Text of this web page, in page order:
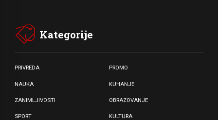
Kategorije
PRIVREDA PROMO
NAUKA KUHANJE
ZANIMLJIVOSTI OBRAZOVANJE
SPORT KULTURA